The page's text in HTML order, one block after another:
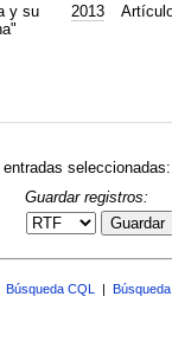
y su
2013
seleccionadas:
Guardar registros:
Guardar
Búsqueda CQL